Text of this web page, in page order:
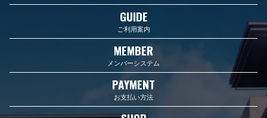
GUIDE
ご利用案内
MEMBER
メンバーシステム
PAYMENT
お支払い方法